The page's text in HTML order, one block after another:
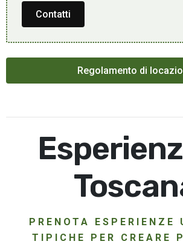
Contatti
Regolamento di
PRENOTA ESPERIENZE
TIPICHE PER CREARE